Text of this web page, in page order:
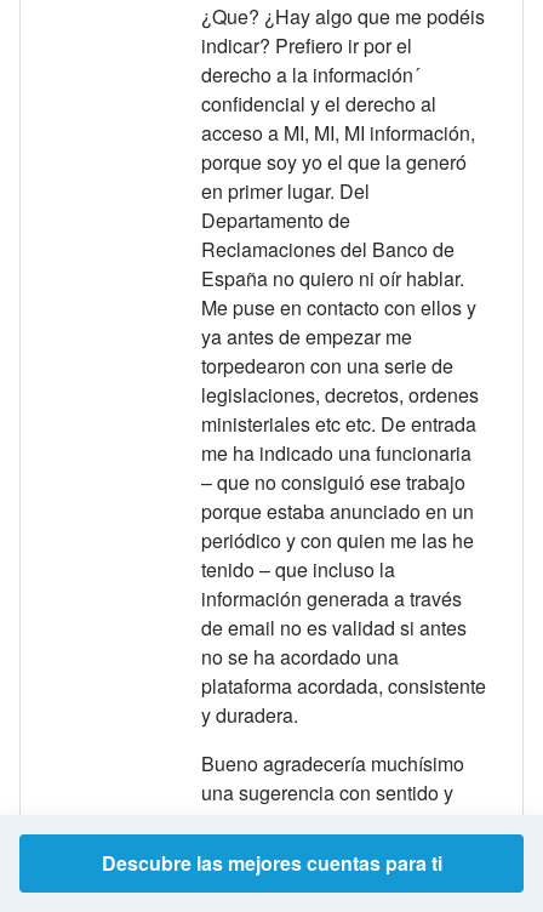
¿Que? ¿Hay algo que me podéis
indicar? Prefiero ir por el
derecho a la información´
confidencial y el derecho al
acceso a MI, MI, MI información,
porque soy yo el que la generó
en primer lugar. Del
Departamento de
Reclamaciones del Banco de
España no quiero ni oír hablar.
Me puse en contacto con ellos y
ya antes de empezar me
torpedearon con una serie de
legislaciones, decretos, ordenes
ministeriales etc etc. De entrada
me ha indicado una funcionaria
– que no consiguió ese trabajo
porque estaba anunciado en un
periódico y con quien me las he
tenido – que incluso la
información generada a través
de email no es validad si antes
no se ha acordado una
plataforma acordada, consistente
y duradera.
Bueno agradecería muchísimo
una sugerencia con sentido y
La Legislación Europea
mantiene porque asilo exigió
Descubre las mejores cuentas para ti